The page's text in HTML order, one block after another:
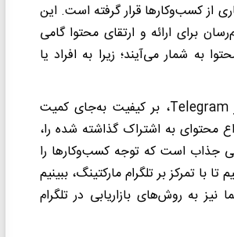
از کسب‌وکارها قرار گرفته است. این
برای ارائه و ارتقای محتوا گامی
به شمار می‌آیند؛ زیرا به افراد یا
Telegram، بر کیفیت به‌جای کمیت
محتوای به اشتراک گذاشته شده را،
جذاب است که توجه کسب‌وکارها را
با تمرکز بر تلگرام مارکتینگ، ببینیم
نیز به روش‌های بازاریابی در تلگرام